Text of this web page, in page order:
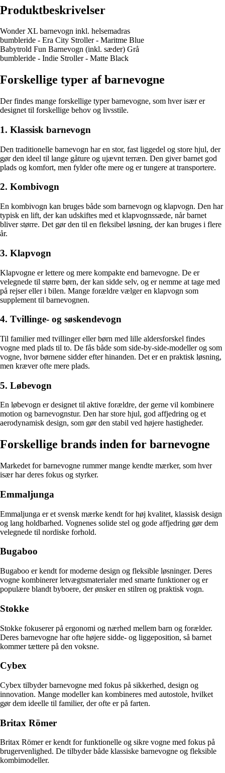
Produktbeskrivelser
Wonder XL barnevogn inkl. helsemadras
bumbleride - Era City Stroller - Maritme Blue
Babytrold Fun Barnevogn (inkl. sæder) Grå
bumbleride - Indie Stroller - Matte Black
Forskellige typer af barnevogne
Der findes mange forskellige typer barnevogne, som hver især er
designet til forskellige behov og livsstile.
1. Klassisk barnevogn
Den traditionelle barnevogn har en stor, fast liggedel og store hjul, der
gør den ideel til lange gåture og ujævnt terræn. Den giver barnet god
plads og komfort, men fylder ofte mere og er tungere at transportere.
2. Kombivogn
En kombivogn kan bruges både som barnevogn og klapvogn. Den har
typisk en lift, der kan udskiftes med et klapvognssæde, når barnet
bliver større. Det gør den til en fleksibel løsning, der kan bruges i flere
år.
3. Klapvogn
Klapvogne er lettere og mere kompakte end barnevogne. De er
velegnede til større børn, der kan sidde selv, og er nemme at tage med
på rejser eller i bilen. Mange forældre vælger en klapvogn som
supplement til barnevognen.
4. Tvillinge- og søskendevogn
Til familier med tvillinger eller børn med lille aldersforskel findes
vogne med plads til to. De fås både som side-by-side-modeller og som
vogne, hvor børnene sidder efter hinanden. Det er en praktisk løsning,
men kræver ofte mere plads.
5. Løbevogn
En løbevogn er designet til aktive forældre, der gerne vil kombinere
motion og barnevognstur. Den har store hjul, god affjedring og et
aerodynamisk design, som gør den stabil ved højere hastigheder.
Forskellige brands inden for barnevogne
Markedet for barnevogne rummer mange kendte mærker, som hver
især har deres fokus og styrker.
Emmaljunga
Emmaljunga er et svensk mærke kendt for høj kvalitet, klassisk design
og lang holdbarhed. Vognenes solide stel og gode affjedring gør dem
velegnede til nordiske forhold.
Bugaboo
Bugaboo er kendt for moderne design og fleksible løsninger. Deres
vogne kombinerer letvægtsmaterialer med smarte funktioner og er
populære blandt byboere, der ønsker en stilren og praktisk vogn.
Stokke
Stokke fokuserer på ergonomi og nærhed mellem barn og forælder.
Deres barnevogne har ofte højere sidde- og liggeposition, så barnet
kommer tættere på den voksne.
Cybex
Cybex tilbyder barnevogne med fokus på sikkerhed, design og
innovation. Mange modeller kan kombineres med autostole, hvilket
gør dem ideelle til familier, der ofte er på farten.
Britax Römer
Britax Römer er kendt for funktionelle og sikre vogne med fokus på
brugervenlighed. De tilbyder både klassiske barnevogne og fleksible
kombimodeller.